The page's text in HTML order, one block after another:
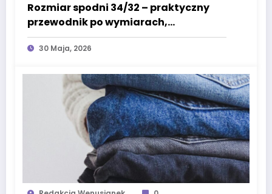
Rozmiar spodni 34/32 – praktyczny
przewodnik po wymiarach,
dopasowaniu i wyborze idealnych
spodni
30 Maja, 2026